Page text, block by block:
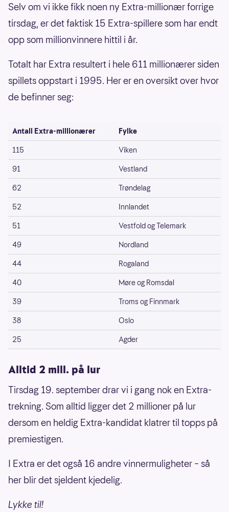
Selv om vi ikke fikk noen ny Extra-millionær forrige
tirsdag, er det faktisk 15 Extra-spillere som har endt
opp som millionvinnere hittil i år.
Totalt har Extra resultert i hele 611 millionærer siden
spillets oppstart i 1995. Her er en oversikt over hvor
de befinner seg:
Antall Extra-millionærer
Fylke
115
Viken
91
Vestland
62
Trøndelag
52
Innlandet
51
Vestfold og Telemark
49
Nordland
44
Rogaland
40
Møre og Romsdal
39
Troms og Finnmark
38
Oslo
25
Agder
Alltid 2 mill. på lur
Tirsdag 19. september drar vi i gang nok en Extra-
trekning. Som alltid ligger det 2 millioner på lur
dersom en heldig Extra-kandidat klatrer til topps på
premiestigen.
I Extra er det også 16 andre vinnermuligheter – så
her blir det sjeldent kjedelig.
Lykke til!